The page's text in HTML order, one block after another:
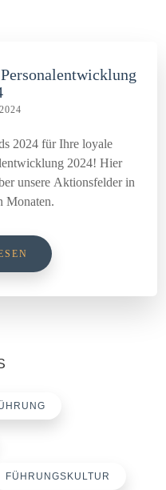
2024 für Ihre loyale
2024! Hier
unsere Aktionsfelder in
Monaten.
FÜHRUNGSKULTUR